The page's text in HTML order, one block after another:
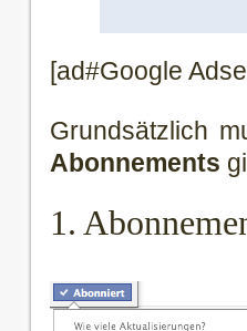
[ad#Google
Grundsätzlich
Abonnements
1.